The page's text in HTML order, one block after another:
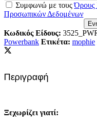
Συμφωνώ με τουςΌρους
Προσωπικών Δεδομένων
Κωδικός Είδους:
Powerbank Ετικέτα: mophie
Περιγραφή
Ξεχωρίζει γιατί: